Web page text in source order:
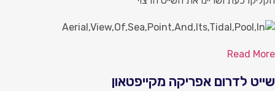
Read
לדרום אפריקה מקייפטאון